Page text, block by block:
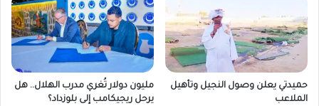
حميدتي يعلن وصول النجيل وتأهيل
الملاعب
مليون دولار تُغري مدرب الهلال.. هل
يرحل ريجيكامب إلى بلوزداد؟